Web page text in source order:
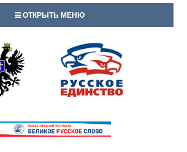
ОТКРЫТЬ МЕНЮ